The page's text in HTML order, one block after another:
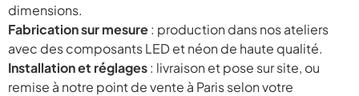
dimensions.
Fabrication sur mesure: production dans nos ateliers
avec des composants LED et néon de haute qualité.
Installation et réglages: livraison et pose sur site, ou
remise à notre point de vente à Paris selon votre